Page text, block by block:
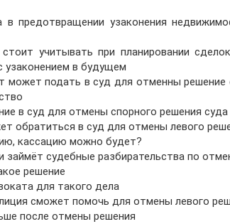
в предотвращении узаконения
учитывать при планировании
в будущем
может подать в суд для отменны решение
в суд для отмены спорного решения суда
обратиться в суд для отмены левого
кассацию можно будет?
займёт судебные разбирательства по
решение
для такого дела
сможет помочь для отмены левого
после отмены решения